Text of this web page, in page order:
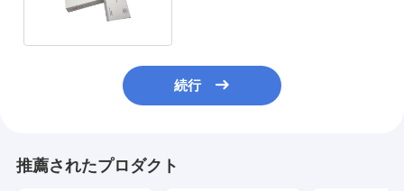
続行
推薦されたプロダクト